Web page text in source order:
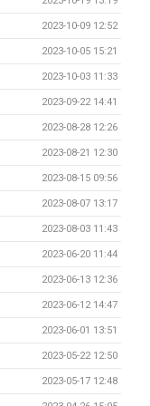
2023-10-09 12:52
2023-10-05 15:21
2023-10-03 11:33
2023-09-22 14:41
2023-08-28 12:26
2023-08-21 12:30
2023-08-15 09:56
2023-08-07 13:17
2023-08-03 11:43
2023-06-20 11:44
2023-06-13 12:36
2023-06-12 14:47
2023-06-01 13:51
2023-05-22 12:50
2023-05-17 12:48